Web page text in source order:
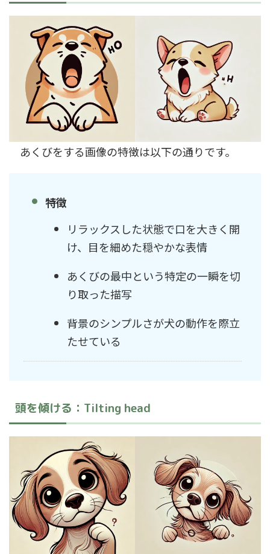
あくびをする画像の特徴は以下の通りです。
特徴
リラックスした状態で口を大きく開
け、目を細めた穏やかな表情
あくびの最中という特定の一瞬を切
り取った描写
背景のシンプルさが犬の動作を際立
たせている
頭を傾ける：Tilting head